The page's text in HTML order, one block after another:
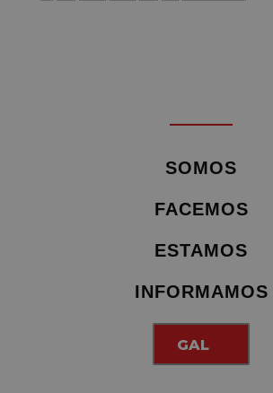
SOMOS
FACEMOS
ESTAMOS
INFORMAMOS
GAL